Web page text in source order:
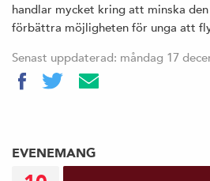
handlar mycket kring att minska
förbättra möjligheten för unga att
Senast uppdaterad: måndag 17
EVENEMANG